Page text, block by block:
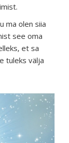
ma olen siia
see oma
et sa
tuleks välja